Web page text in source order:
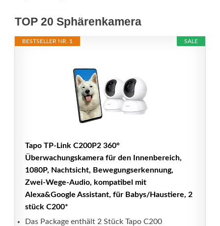
TOP 20 Sphärenkamera
SALE
BESTSELLER NR. 1
Tapo TP-Link C200P2 360°
Überwachungskamera für den Innenbereich,
1080P, Nachtsicht, Bewegungserkennung,
Zwei-Wege-Audio, kompatibel mit
Alexa&Google Assistant, für Babys/Haustiere, 2
stück C200*
Das Package enthält 2 Stück Tapo C200